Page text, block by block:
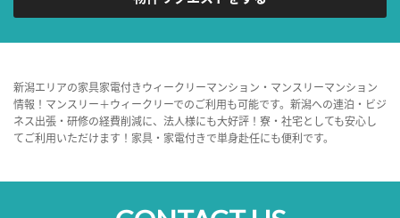
新潟エリアの家具家電付きウィークリーマンション・マンスリーマンション
情報！マンスリー＋ウィークリーでのご利用も可能です。新潟への連泊・ビジ
ネス出張・研修の経費削減に、法人様にも大好評！寮・社宅としても安心し
てご利用いただけます！家具・家電付きで単身赴任にも便利です。